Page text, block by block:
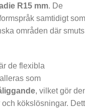
R15 mm. De
samtidigt som
områden där smuts
de flexibla
som
, vilket gör
kökslösningar.